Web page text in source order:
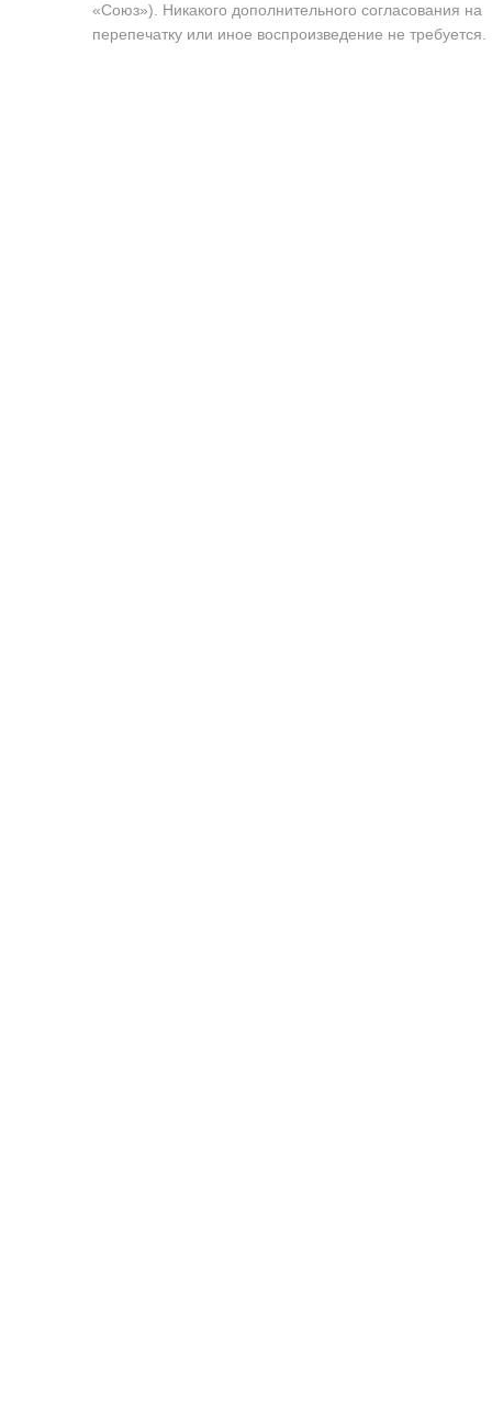
«Союз»). Никакого дополнительного согласования на
перепечатку или иное воспроизведение не требуется.